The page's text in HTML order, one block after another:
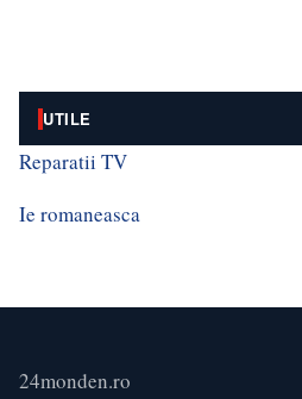
UTILE
Reparatii TV
Ie romaneasca
24monden.ro